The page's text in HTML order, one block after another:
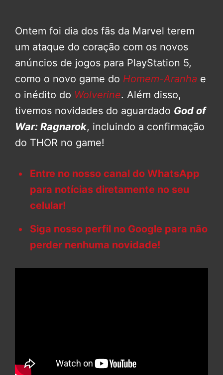
Ontem foi dia dos fãs da Marvel terem
um ataque do coração com os novos
anúncios de jogos para PlayStation 5,
como o novo game do Homem-Aranha e
o inédito do Wolverine. Além disso,
tivemos novidades do aguardado God of
War: Ragnarok, incluindo a confirmação
do THOR no game!
Entre no nosso canal do WhatsApp
para notícias diretamente no seu
celular!
Siga nosso perfil no Google para não
perder nenhuma novidade!